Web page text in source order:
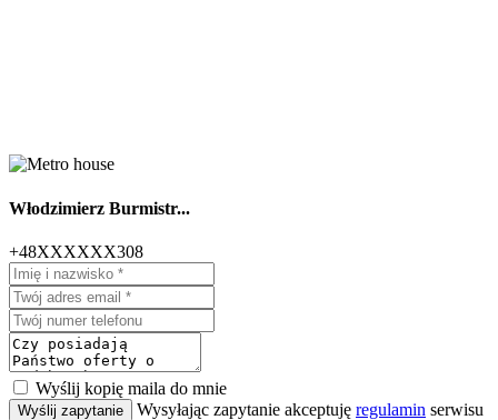
Włodzimierz Burmistr...
+48XXXXXX308
Wyślij kopię maila do mnie
Wyślij zapytanie Wysyłając zapytanie akceptuję regulamin serwisu